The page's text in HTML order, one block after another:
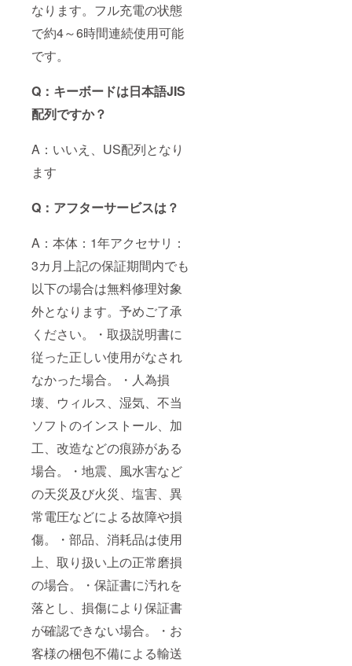
なります。フル充電の状態
で約4～6時間連続使用可能
です。
Q：キーボードは日本語JIS
配列ですか？
A：いいえ、US配列となり
ます
Q：アフターサービスは？
A：本体：1年アクセサリ：
3カ月上記の保証期間内でも
以下の場合は無料修理対象
外となります。予めご了承
ください。・取扱説明書に
従った正しい使用がなされ
なかった場合。・人為損
壊、ウィルス、湿気、不当
ソフトのインストール、加
工、改造などの痕跡がある
場合。・地震、風水害など
の天災及び火災、塩害、異
常電圧などによる故障や損
傷。・部品、消耗品は使用
上、取り扱い上の正常磨損
の場合。・保証書に汚れを
落とし、損傷により保証書
が確認できない場合。・お
客様の梱包不備による輸送